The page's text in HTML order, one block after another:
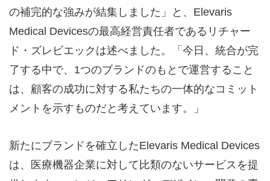
の補完的な強みが結集しました」と、Elevaris
Medical Devicesの最高経営責任者であるリチャー
ド・ズレビエックは述べました。「今日、統合が完
了する中で、1つのブランドのもとで運営すること
は、顧客の成功に対する私たちの一体的なコミット
メントを示すものだと考えています。」
新たにブランドを確立したElevaris Medical Devices
は、医療機器企業に対して比類のないサービスを提